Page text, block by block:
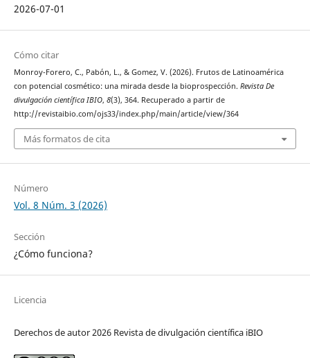
2026-07-01
Cómo citar
Monroy-Forero, C., Pabón, L., & Gomez, V. (2026). Frutos de Latinoamérica
con potencial cosmético: una mirada desde la bioprospección. Revista De
divulgación científica IBIO, 8(3), 364. Recuperado a partir de
http://revistaibio.com/ojs33/index.php/main/article/view/364
Más formatos de cita
Número
Vol. 8 Núm. 3 (2026)
Sección
¿Cómo funciona?
Licencia
Derechos de autor 2026 Revista de divulgación científica iBIO